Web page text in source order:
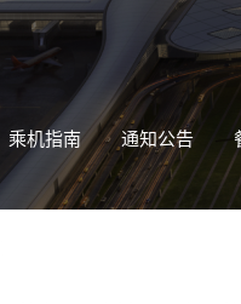
乘机指南 通知公告